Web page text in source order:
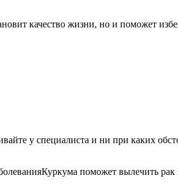
качество жизни, но и поможет
у специалиста и ни при каких
поможет вылечить